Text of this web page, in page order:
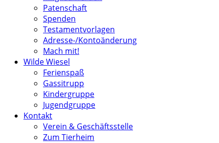
Patenschaft
Spenden
Testamentvorlagen
Adresse-/Kontoänderung
Mach mit!
Wilde Wiesel
Ferienspaß
Gassitrupp
Kindergruppe
Jugendgruppe
Kontakt
Verein & Geschäftsstelle
Zum Tierheim